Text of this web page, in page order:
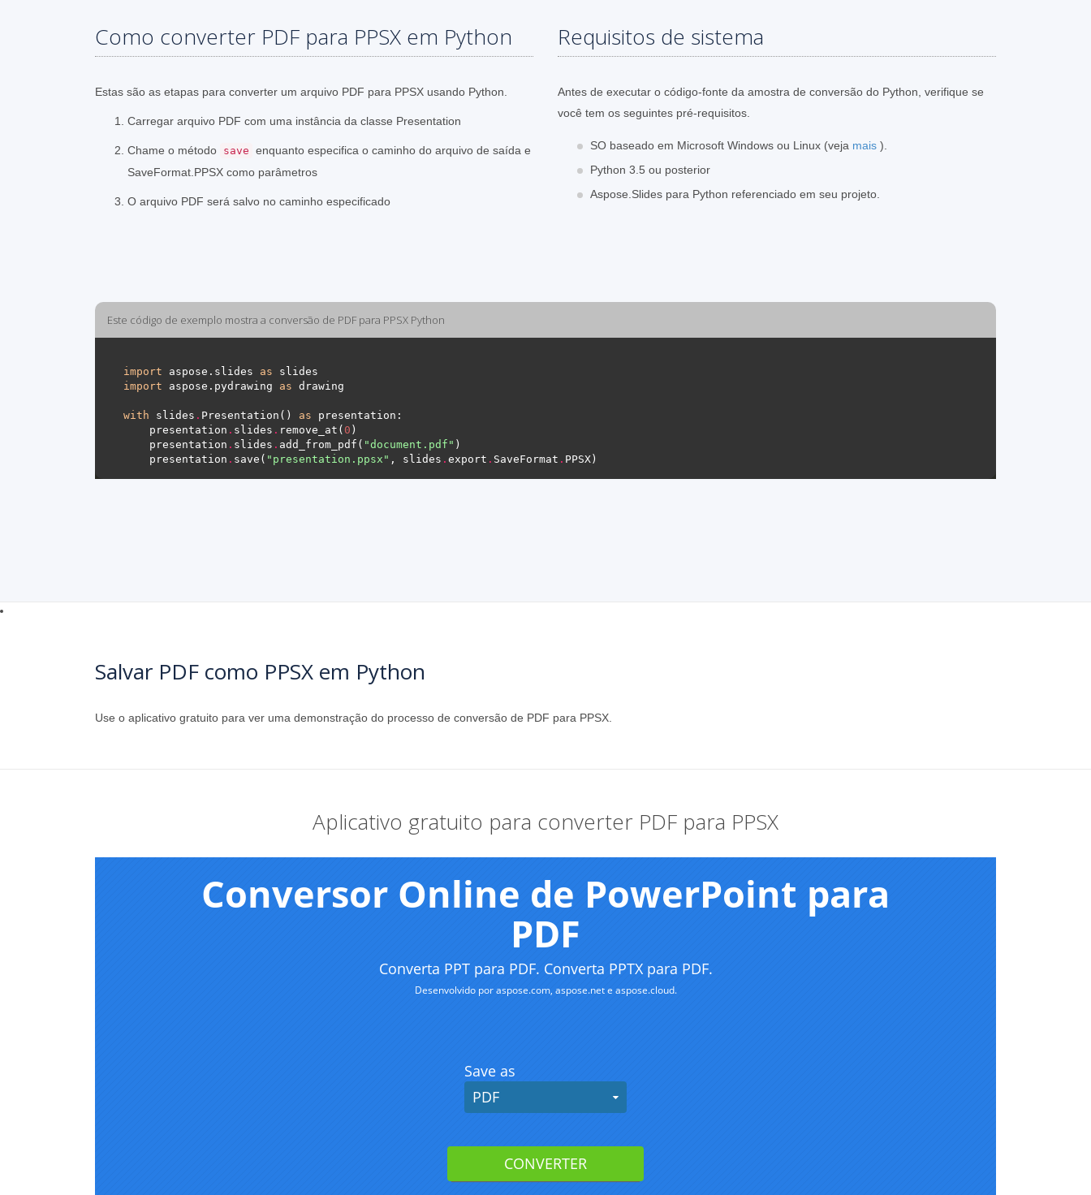
Como converter PDF para PPSX em Python
Estas são as etapas para converter um arquivo PDF para PPSX usando Python.
Carregar arquivo PDF com uma instância da classe Presentation
Chame o método save enquanto especifica o caminho do arquivo de saída e
SaveFormat.PPSX como parâmetros
O arquivo PDF será salvo no caminho especificado
Requisitos de sistema
Antes de executar o código-fonte da amostra de conversão do Python, verifique se
você tem os seguintes pré-requisitos.
SO baseado em Microsoft Windows ou Linux (veja mais ).
Python 3.5 ou posterior
Aspose.Slides para Python referenciado em seu projeto.
Este código de exemplo mostra a conversão de PDF para PPSX Python
import aspose.slides as
import aspose.pydrawing as
with slides . Presentation() as
    presentation
. slides . remove_at( 0
    presentation
. slides . add_from_pdf( "document.pdf"
    presentation
. save( "presentation.ppsx" , slides . export . SaveFormat .
Salvar PDF como PPSX em Python
Use o aplicativo gratuito para ver uma demonstração do processo de conversão de PDF para PPSX.
Aplicativo gratuito para converter PDF para PPSX